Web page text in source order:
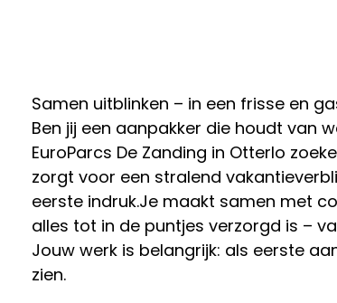
Samen uitblinken – in een frisse en
Ben jij een aanpakker die houdt van
EuroParcs De Zanding in Otterlo
zorgt voor een stralend
eerste indruk.Je maakt samen met
alles tot in de puntjes verzorgd is –
Jouw werk is belangrijk: als eerste
zien.